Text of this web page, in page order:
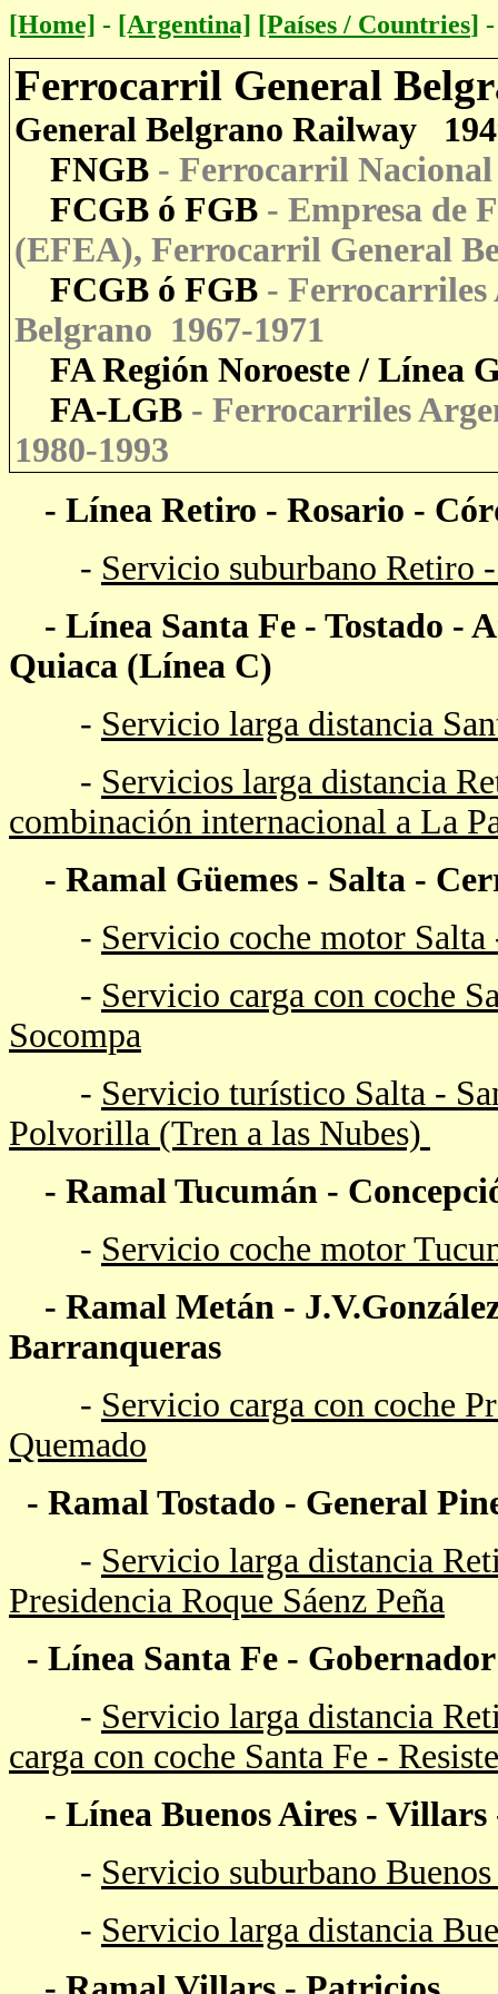
[Home] - [Argentina] [Países / Countries]
Ferrocarril General
General Belgrano Railway
FNGB - Ferrocarril
FCGB ó FGB - Empresa de
(EFEA), Ferrocarril General
FCGB ó FGB -
Belgrano 1967-1971
FA Región Noroeste / Línea
FA-LGB - Ferrocarriles
1980-1993
- Línea Retiro - Rosario -
- Servicio suburbano Retiro
- Línea Santa Fe - Tostado -
Quiaca (Línea C)
- Servicio larga distancia
- Servicios larga distancia
combinación internacional a La
- Ramal Güemes - Salta -
- Servicio coche motor Salta
- Servicio carga con coche
Socompa
- Servicio turístico Salta -
Polvorilla (Tren a las Nubes)
- Ramal Tucumán -
- Servicio coche motor
- Ramal Metán -
Barranqueras
- Servicio carga con coche
Quemado
- Ramal Tostado - General
- Servicio larga distancia
Presidencia Roque Sáenz Peña
- Línea Santa Fe -
- Servicio larga distancia
carga con coche Santa Fe -
- Línea Buenos Aires -
- Servicio suburbano
- Servicio larga distancia